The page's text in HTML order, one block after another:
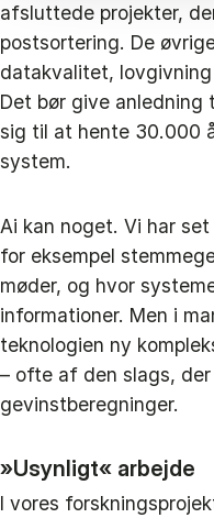
afsluttede projekter,
postsortering. De
datakvalitet,
Det bør give
sig til at hente 30.000
system.
Ai kan noget. Vi har
for eksempel
møder, og hvor
informationer. Men i
teknologien ny
– ofte af den slags,
gevinstberegninger.
»Usynligt« arbejde
I vores